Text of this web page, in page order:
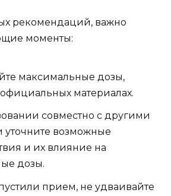
рекомендаций, важно
моменты:
максимальные дозы,
материалах.
совместно с другими
уточните возможные
и их влияние на
дозы.
прием, не удваивайте